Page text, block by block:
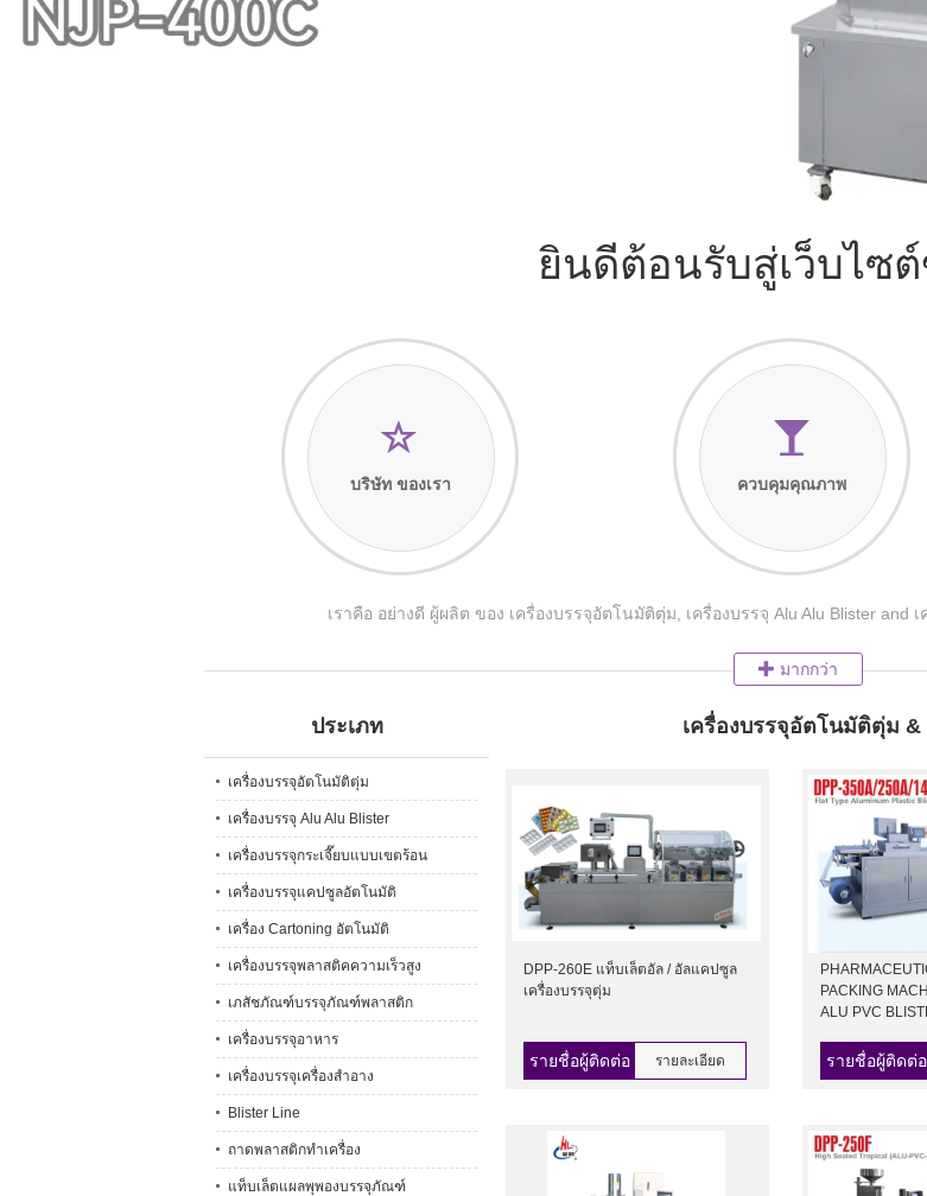
ยินดีต้อนรับสู่เว็บไซต์
บริษัท ของเรา ควบคุมคุณภาพ
เราคือ อย่างดี ผู้ผลิต ของ เครื่องบรรจุอัตโนมัติตุ่ม, เครื่องบรรจุ Alu Alu Blister and
มากกว่า
ประเภท
เครื่องบรรจุอัตโนมัติตุ่ม
เครื่องบรรจุ Alu Alu Blister
เครื่องบรรจุกระเจี๊ยบแบบเขตร้อน
เครื่องบรรจุแคปซูลอัตโนมัติ
เครื่อง Cartoning อัตโนมัติ
เครื่องบรรจุพลาสติคความเร็วสูง
เภสัชภัณฑ์บรรจุภัณฑ์พลาสติก
เครื่องบรรจุอาหาร
เครื่องบรรจุเครื่องสำอาง
Blister Line
ถาดพลาสติกทำเครื่อง
แท็บเล็ตแผลพุพองบรรจุภัณฑ์
เครื่องบรรจุอัตโนมัติตุ่ม
DPP-260E แท็บเล็ตอัล / อัลแคปซูล
เครื่องบรรจุตุ่ม
รายชื่อผู้ติดต่อ รายละเอียด
PACKING
ALU PVC
รายชื่อผู้ติดต่อ